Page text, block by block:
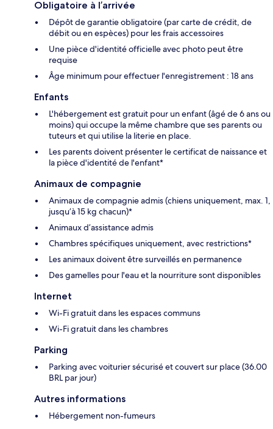
Obligatoire à l’arrivée
Dépôt de garantie obligatoire (par carte de crédit, de
débit ou en espèces) pour les frais accessoires
Une pièce d'identité officielle avec photo peut être
requise
Âge minimum pour effectuer l'enregistrement : 18 ans
Enfants
L'hébergement est gratuit pour un enfant (âgé de 6 ans ou
moins) qui occupe la même chambre que ses parents ou
tuteurs et qui utilise la literie en place.
Les parents doivent présenter le certificat de naissance et
la pièce d'identité de l'enfant*
Animaux de compagnie
Animaux de compagnie admis (chiens uniquement, max. 1,
jusqu’à 15 kg chacun)*
Animaux d’assistance admis
Chambres spécifiques uniquement, avec restrictions*
Les animaux doivent être surveillés en permanence
Des gamelles pour l'eau et la nourriture sont disponibles
Internet
Wi-Fi gratuit dans les espaces communs
Wi-Fi gratuit dans les chambres
Parking
Parking avec voiturier sécurisé et couvert sur place (36.00
BRL par jour)
Autres informations
Hébergement non-fumeurs